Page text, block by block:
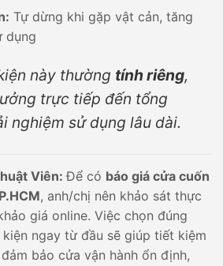
Tự dừng khi gặp vật cản, tăng
dụng
này thường tính riêng,
trực tiếp đến tổng
nghiệm sử dụng lâu dài.
Viên:Để có báo giá cửa cuốn
, anh/chị nên khảo sát thực
giá online. Việc chọn đúng
ngay từ đầu sẽ giúp tiết kiệm
bảo cửa vận hành ổn định,